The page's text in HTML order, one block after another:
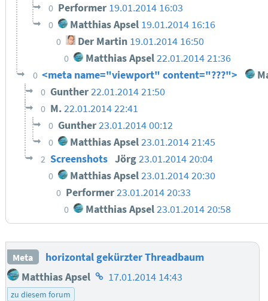
0 Performer 19.01.2014 16:03
0 Matthias Apsel 19.01.2014 16:16
0 Der Martin 19.01.2014 16:50
0 Matthias Apsel22.01.2014 21:36
0 <meta name="viewport" content="???">
0 Gunther22.01.2014 21:50
0 M.22.01.2014 22:41
0 Gunther23.01.2014 00:12
0 Matthias Apsel23.01.2014 21:45
2 Screenshots Jörg23.01.2014 20:04
0 Matthias Apsel23.01.2014 20:30
0 Performer23.01.2014 20:33
0 Matthias Apsel23.01.2014 20:58
Meta
horizontal gekürzter Threadbaum
Matthias Apsel Homepage
17.01.2014 14:43
zu diesem forum